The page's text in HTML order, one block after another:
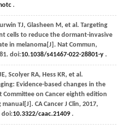
.
TJ, Glasheen M, et al. Targeting
cells to reduce the dormant-invasive
in melanoma[J]. Nat Commun,
doi:10.1038/s41467-022-28801-y.
, Scolyer RA, Hess KR, et al.
Evidence-based changes in the
Committee on Cancer eighth edition
manual[J]. CA Cancer J Clin, 2017,
doi:10.3322/caac.21409.